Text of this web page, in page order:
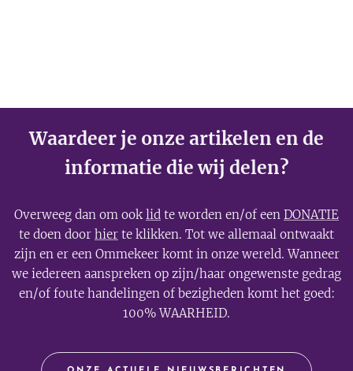
Waardeer je onze artikelen en de
informatie die wij delen?
Overweeg dan om ooklid te worden en/of een DONATIE
te doen door hier te klikken. Tot we allemaal ontwaakt
zijn en er een Ommekeer komt in onze wereld. Wanneer
we iedereen aanspreken op zijn/haar ongewenste gedrag
en/of foute handelingen of bezigheden komt het goed:
100% WAARHEID.